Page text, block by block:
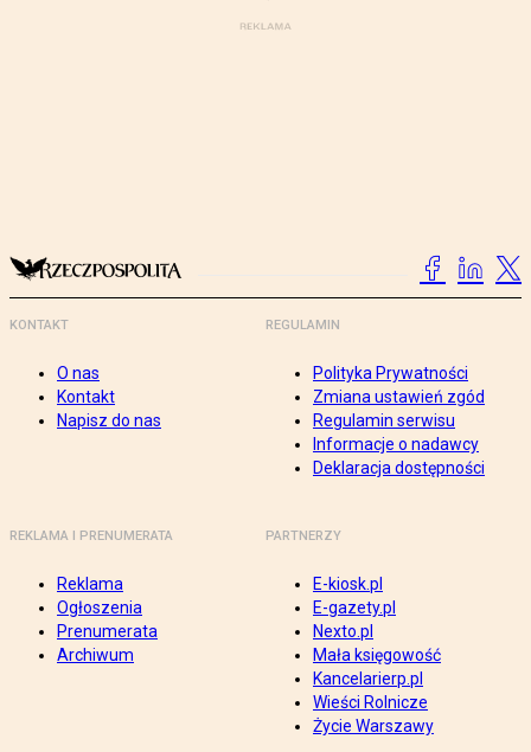
KONTAKT
O nas
Kontakt
Napisz do nas
REGULAMIN
Polityka Prywatności
Zmiana ustawień zgód
Regulamin serwisu
Informacje o nadawcy
Deklaracja dostępności
REKLAMA I PRENUMERATA
Reklama
Ogłoszenia
Prenumerata
Archiwum
PARTNERZY
E-kiosk.pl
E-gazety.pl
Nexto.pl
Mała księgowość
Kancelarierp.pl
Wieści Rolnicze
Życie Warszawy